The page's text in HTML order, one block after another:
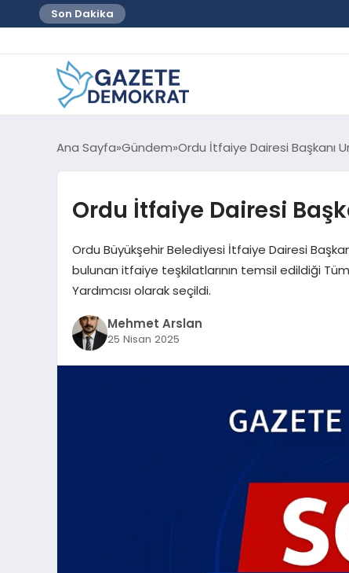
Son Dakika
Ana Sayfa Gündem Ordu İtfaiye Dairesi Başkanı
Ordu İtfaiye Dairesi
Ordu Büyükşehir Belediyesi İtfaiye Dairesi
bulunan itfaiye teşkilatlarının temsil edildiği
Yardımcısı olarak seçildi.
Mehmet Arslan
25 Nisan 2025